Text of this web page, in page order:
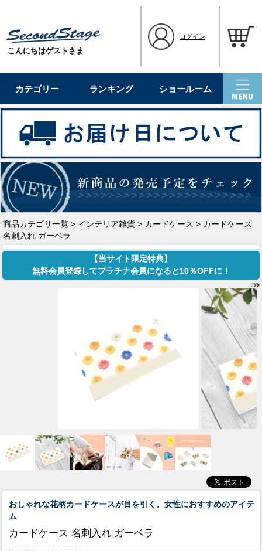
こんにちはゲストさま
ログイン
カテゴリー ランキング ショールーム
商品カテゴリ一覧 > インテリア雑貨 > カードケース > カードケース
名刺入れ ガーベラ
【当サイト限定特典】
無料会員登録してプラチナ会員になると10％OFFに！
おしゃれな花柄カードケースが目を引く。女性におすすめのアイテ
ム
カードケース 名刺入れ ガーベラ